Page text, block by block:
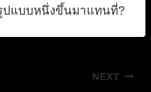
ปแบบหนึ่งขึ้นมาแทนที่?
NEXT